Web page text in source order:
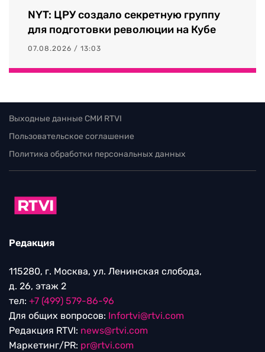
NYT: ЦРУ создало секретную группу
для подготовки революции на Кубе
07.08.2026 / 13:03
Выходные данные СМИ RTVI
Пользовательское соглашение
Политика обработки персональных данных
Редакция
115280, г. Москва, ул. Ленинская слобода,
д. 26, этаж 2
тел: +7 (499) 579-86-96
Для общих вопросов: Infortvi@rtvi.com
Редакция RTVI: news@rtvi.com
Маркетинг/PR: pr@rtvi.com